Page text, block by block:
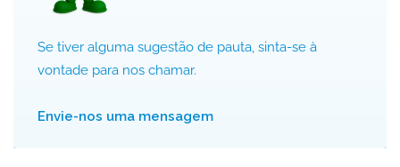
Se tiver alguma sugestão de pauta, sinta-se à
vontade para nos chamar.
Envie-nos uma mensagem